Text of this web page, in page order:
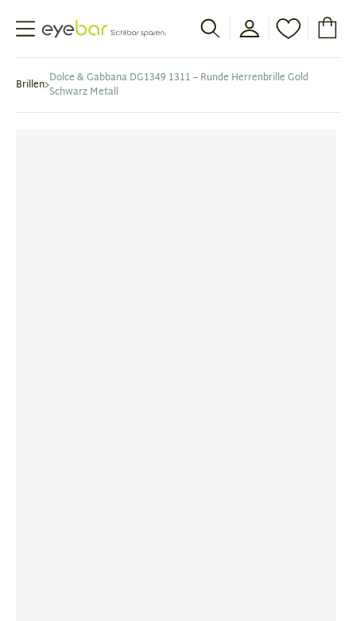
Abele Optic
Brillen Dolce & Gabbana DG1349 1311 – Runde Herrenbrille Gold
Schwarz Metall